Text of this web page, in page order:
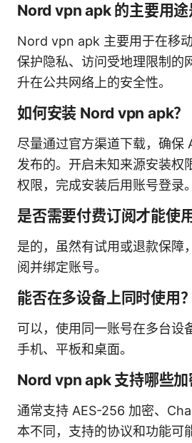
Nord vpn apk 的主要用途
Nord vpn apk 主要用于在移动
保护隐私、访问受地理限制的
升在公共网络上的安全性。
如何安装 Nord vpn apk？
尽量通过官方渠道下载，确保
发布的。开启未知来源安装权
权限，完成安装后用账号登录。
是否需要付费订阅才能使用
是的，虽然有试用或退款保障
阅并绑定账号。
能否在多设备上同时使用？
可以，使用同一账号在多台设
手机、平板和桌面。
Nord vpn apk 支持哪些加
通常支持 AES-256 加密、
本不同，支持的协议和功能可